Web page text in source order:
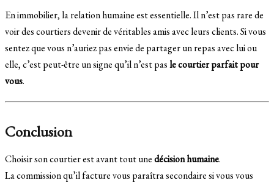
En immobilier, la relation humaine est essentielle. Il n’est pas rare de
voir des courtiers devenir de véritables amis avec leurs clients. Si vous
sentez que vous n’auriez pas envie de partager un repas avec lui ou
elle, c’est peut-être un signe qu’il n’est pasle courtier parfait pour
vous.
Conclusion
Choisir son courtier est avant tout unedécision humaine.
La commission qu’il facture vous paraîtra secondaire si vous vous